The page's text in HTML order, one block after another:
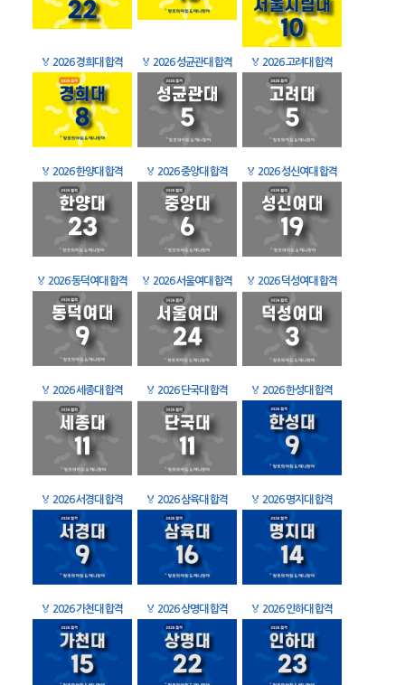
🏅 2026 경희대 합격 🏅 2026 성균관대 합격 🏅 2026 고려대 합격
🏅 2026 한양대 합격 🏅 2026 중앙대 합격 🏅 2026 성신여대 합격
🏅 2026 동덕여대 합격 🏅 2026 서울여대 합격 🏅 2026 덕성여대 합격
🏅 2026 세종대 합격 🏅 2026 단국대 합격 🏅 2026 한성대 합격
🏅 2026 서경대 합격 🏅 2026 삼육대 합격 🏅 2026 명지대 합격
🏅 2026 가천대 합격 🏅 2026 상명대 합격 🏅 2026 인하대 합격